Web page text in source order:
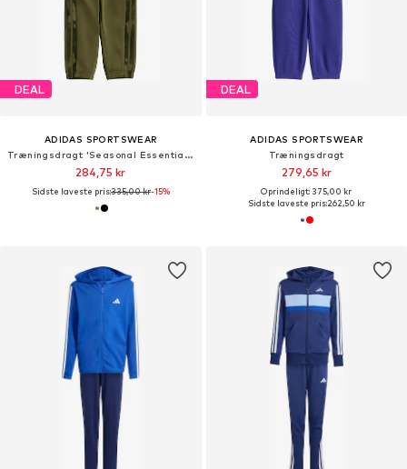
DEAL
ADIDAS SPORTSWEAR
Træningsdragt 'Seasonal Essentials'
284,75 kr
Sidste laveste pris:335,00 kr-15%
DEAL
ADIDAS SPORTSWEAR
Træningsdragt
279,65 kr
Oprindeligt: 375,00 kr
Sidste laveste pris:262,50 kr